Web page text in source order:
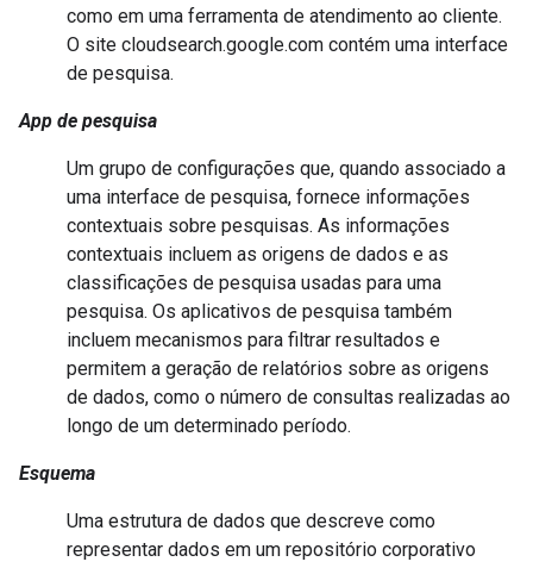
como em uma ferramenta de atendimento ao cliente.
O site cloudsearch.google.com contém uma interface
de pesquisa.
App de pesquisa
Um grupo de configurações que, quando associado a
uma interface de pesquisa, fornece informações
contextuais sobre pesquisas. As informações
contextuais incluem as origens de dados e as
classificações de pesquisa usadas para uma
pesquisa. Os aplicativos de pesquisa também
incluem mecanismos para filtrar resultados e
permitem a geração de relatórios sobre as origens
de dados, como o número de consultas realizadas ao
longo de um determinado período.
Esquema
Uma estrutura de dados que descreve como
representar dados em um repositório corporativo